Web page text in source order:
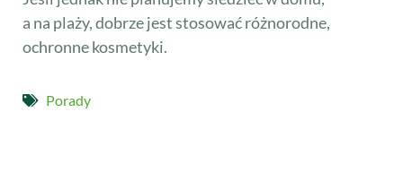
a na plaży, dobrze jest stosować różnorodne,
ochronne kosmetyki.
Porady